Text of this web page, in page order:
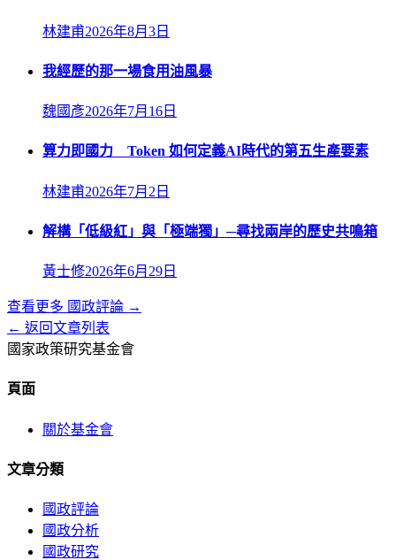
林建甫2026年8月3日
我經歷的那一場食用油風暴
魏國彥2026年7月16日
算力即國力 Token 如何定義AI時代的第五生產要素
林建甫2026年7月2日
解構「低級紅」與「極端獨」─尋找兩岸的歷史共鳴箱
黃士修2026年6月29日
查看更多 國政評論 →
← 返回文章列表
國家政策研究基金會
頁面
關於基金會
文章分類
國政評論
國政分析
國政研究